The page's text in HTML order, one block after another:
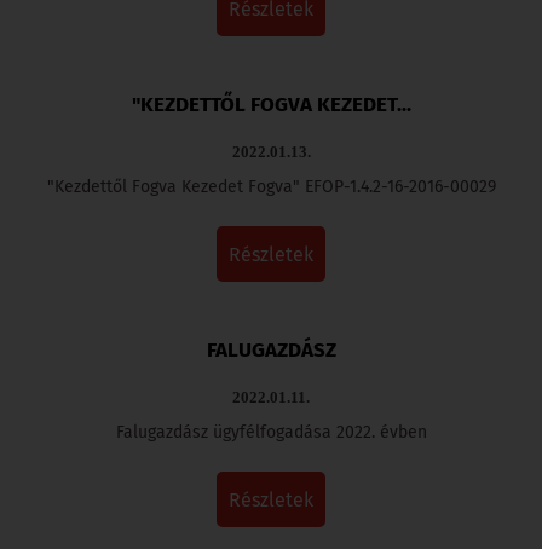
részletek
"KEZDETTŐL FOGVA KEZEDET...
2022.01.13.
"Kezdettől Fogva Kezedet Fogva" EFOP-1.4.2-16-2016-00029
részletek
FALUGAZDÁSZ
2022.01.11.
Falugazdász ügyfélfogadása 2022. évben
részletek